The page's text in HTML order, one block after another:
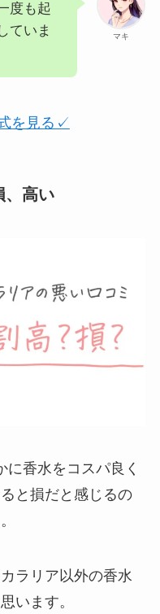
マキ
度も起
ていま
を見る✓
、高い
に香水をコスパ良く
と損だと感じるの
ラリア以外の香水
います。